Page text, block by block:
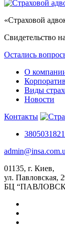
«Страховой
Свидетельство
Остались
О
Виды
Новости
Контакты
01135, г. Киев,
ул. Павловская,
БЦ